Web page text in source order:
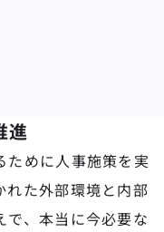
進
ために人事施策を実
れた外部環境と内部
、本当に今必要な